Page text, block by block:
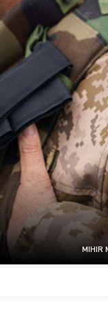
MIHIR